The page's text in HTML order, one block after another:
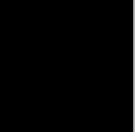
fué producida en